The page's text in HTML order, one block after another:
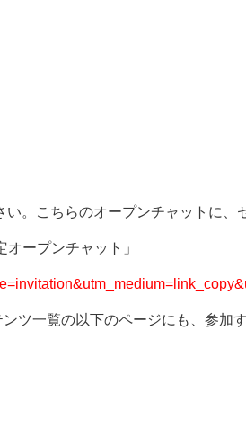
。こちらのオープンチャットに、
ープンチャット」
ツ一覧の以下のページにも、参加